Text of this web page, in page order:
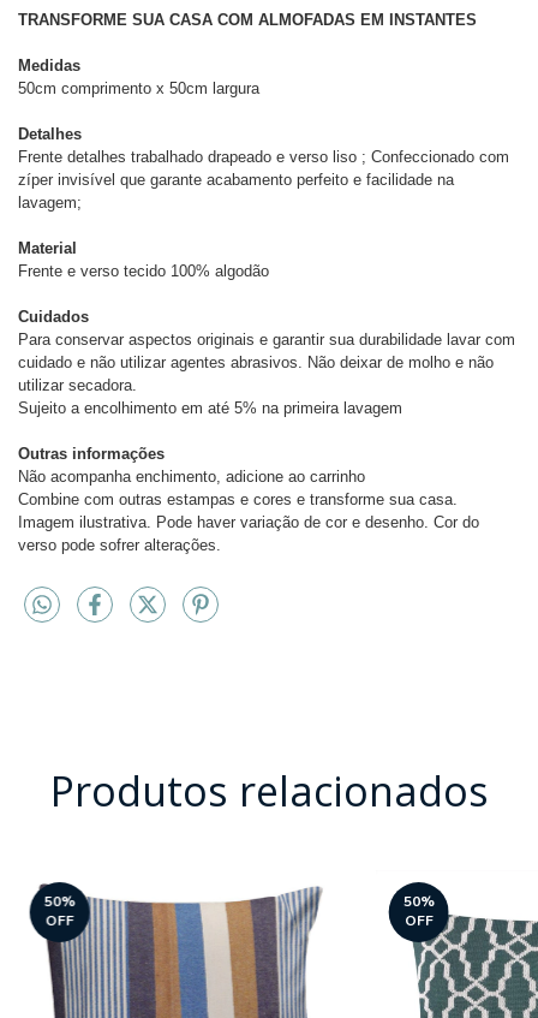
TRANSFORME SUA CASA COM ALMOFADAS EM INSTANTES
Medidas
50cm comprimento x 50cm largura
Detalhes
Frente detalhes trabalhado drapeado e verso liso ; Confeccionado com
zíper invisível que garante acabamento perfeito e facilidade na
lavagem;
Material
Frente e verso tecido 100% algodão
Cuidados
Para conservar aspectos originais e garantir sua durabilidade lavar com
cuidado e não utilizar agentes abrasivos. Não deixar de molho e não
utilizar secadora.
Sujeito a encolhimento em até 5% na primeira lavagem
Outras informações
Não acompanha enchimento, adicione ao carrinho
Combine com outras estampas e cores e transforme sua casa.
Imagem ilustrativa. Pode haver variação de cor e desenho. Cor do
verso pode sofrer alterações.
Produtos relacionados
50%
OFF
50%
OFF